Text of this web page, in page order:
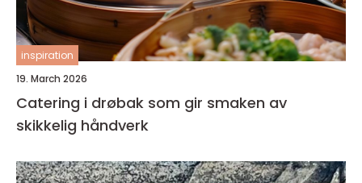
inspiration
19. March 2026
Catering i drøbak som gir smaken av
skikkelig håndverk